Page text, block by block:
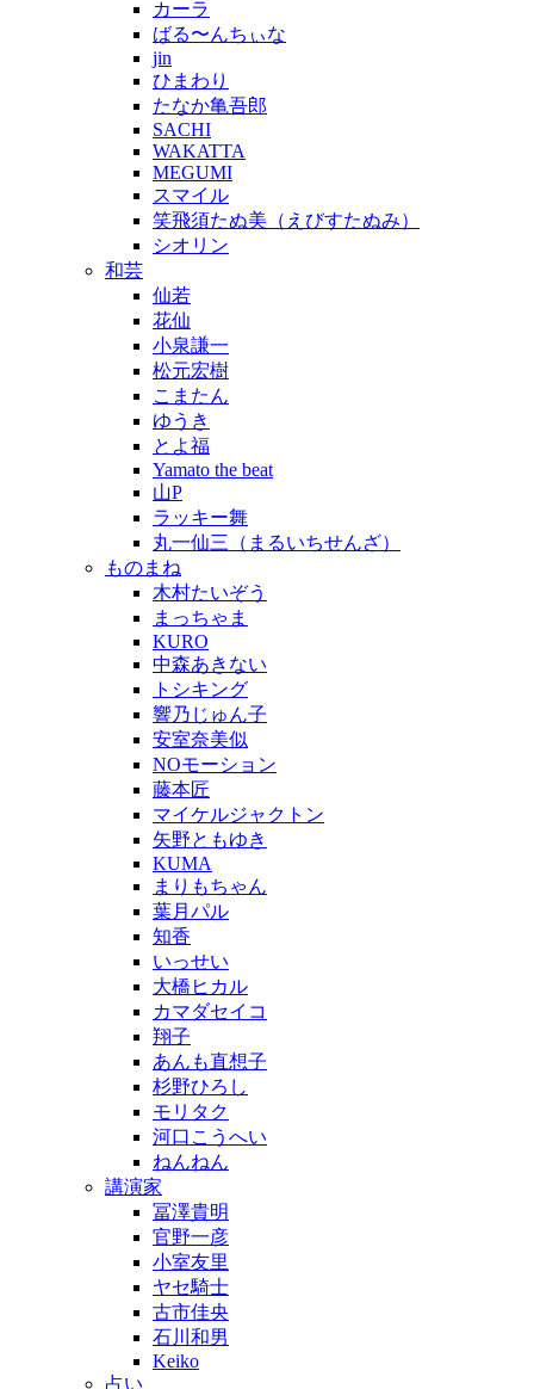
カーラ
ばる〜んちぃな
jin
ひまわり
たなか亀吾郎
SACHI
WAKATTA
MEGUMI
スマイル
笑飛須たぬ美（えびすたぬみ）
シオリン
和芸
仙若
花仙
小泉謙一
松元宏樹
こまたん
ゆうき
とよ福
Yamato the beat
山P
ラッキー舞
丸一仙三（まるいちせんざ）
ものまね
木村たいぞう
まっちゃま
KURO
中森あきない
トシキング
響乃じゅん子
安室奈美似
NOモーション
藤本匠
マイケルジャクトン
矢野ともゆき
KUMA
まりもちゃん
葉月パル
知香
いっせい
大橋ヒカル
カマダセイコ
翔子
あんも直想子
杉野ひろし
モリタク
河口こうへい
ねんねん
講演家
冨澤貴明
官野一彦
小室友里
ヤセ騎士
古市佳央
石川和男
Keiko
占い